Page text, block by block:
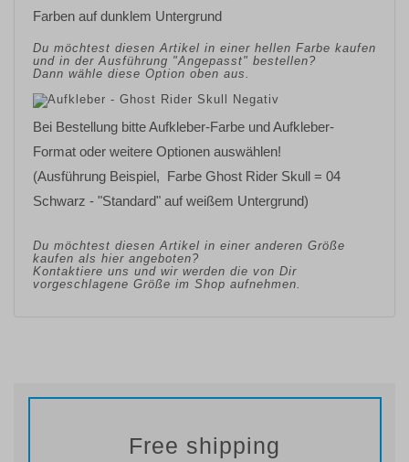
Farben auf dunklem Untergrund
Du möchtest diesen Artikel in einer hellen Farbe kaufen
und in der Ausführung "Angepasst" bestellen?
Dann wähle diese Option oben aus.
Bei Bestellung bitte Aufkleber-Farbe und Aufkleber-
Format oder weitere Optionen auswählen!
(Ausführung Beispiel, Farbe Ghost Rider Skull = 04
Schwarz - "Standard" auf weißem Untergrund)
Du möchtest diesen Artikel in einer anderen Größe
kaufen als hier angeboten?
Kontaktiere uns und wir werden die von Dir
vorgeschlagene Größe im Shop aufnehmen.
Free shipping